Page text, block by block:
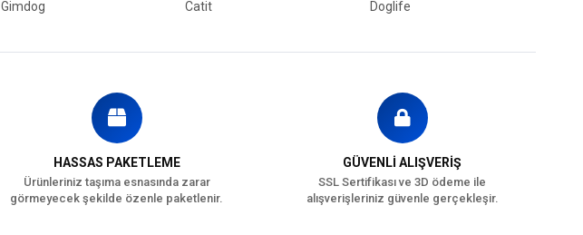
Gimdog
Catit Doglife
HASSAS PAKETLEME
Ürünleriniz taşıma esnasında zarar
görmeyecek şekilde özenle paketlenir.
GÜVENLİ ALIŞVERİŞ
SSL Sertifikası ve 3D ödeme ile
alışverişleriniz güvenle gerçekleşir.